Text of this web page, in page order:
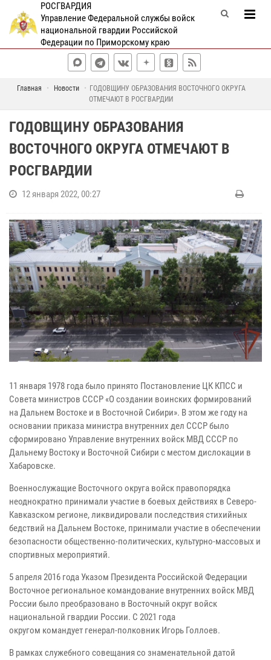
РОСГВАРДИЯ
Управление Федеральной службы войск
национальной гвардии Российской
Федерации по Приморскому краю
Главная Новости
ГОДОВЩИНУ ОБРАЗОВАНИЯ ВОСТОЧНОГО ОКРУГА
ОТМЕЧАЮТ В РОСГВАРДИИ
ГОДОВЩИНУ ОБРАЗОВАНИЯ
ВОСТОЧНОГО ОКРУГА ОТМЕЧАЮТ В
РОСГВАРДИИ
12 января 2022, 00:27
11 января 1978 года было принято Постановление ЦК КПСС и
Совета министров СССР «О создании воинских формирований
на Дальнем Востоке и в Восточной Сибири». В этом же году на
основании приказа министра внутренних дел СССР было
сформировано Управление внутренних войск МВД СССР по
Дальнему Востоку и Восточной Сибири с местом дислокации в
Хабаровске.
Военнослужащие Восточного округа войск правопорядка
неоднократно принимали участие в боевых действиях в Северо-
Кавказском регионе, ликвидировали последствия стихийных
бедствий на Дальнем Востоке, принимали участие в обеспечении
безопасности общественно-политических, культурно-массовых и
спортивных мероприятий.
5 апреля 2016 года Указом Президента Российской Федерации
Восточное региональное командование внутренних войск МВД
России было преобразовано в Восточный округ войск
национальной гвардии России. С 2021 года
округом командует генерал-полковник Игорь Голлоев.
В рамках служебного совещания со знаменательной датой